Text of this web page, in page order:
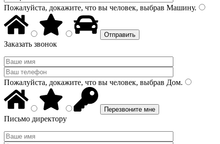
Пожалуйста, докажите, что вы человек, выбрав Машину.
Заказать звонок
Пожалуйста, докажите, что вы человек, выбрав Дом.
Письмо директору